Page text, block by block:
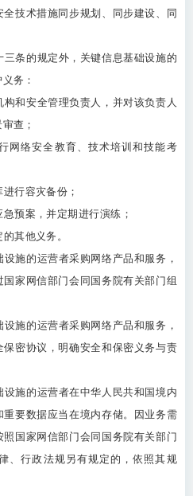
技术措施同步规划、同步建设、同
条的规定外，关键信息基础设施的
务：
构和安全管理负责人，并对该负责人
查；
网络安全教育、技术培训和技能考
行容灾备份；
预案，并定期进行演练；
其他义务。
施的运营者采购网络产品和服务，
家网信部门会同国务院有关部门组
施的运营者采购网络产品和服务，
密协议，明确安全和保密义务与责
施的运营者在中华人民共和国境内
要数据应当在境内存储。因业务需
国家网信部门会同国务院有关部门
、行政法规另有规定的，依照其规